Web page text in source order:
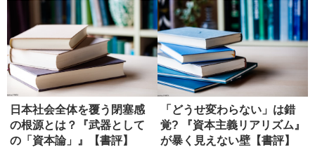
日本社会全体を覆う閉塞感
の根源とは？『武器として
の「資本論」』【書評】
「どうせ変わらない」は錯
覚? 『資本主義リアリズム』
が暴く見えない壁【書評】